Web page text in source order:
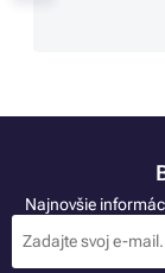
Najnovšie